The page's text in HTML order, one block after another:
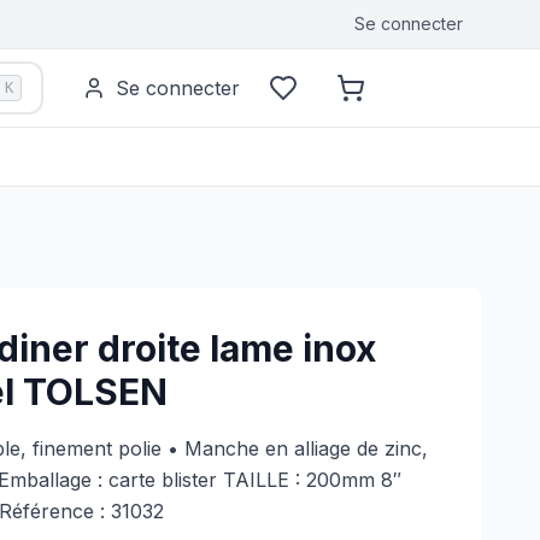
Se connecter
K Se connecter
droite lame inox
TOLSEN
finement polie • Manche en alliage de zinc,
: carte blister TAILLE : 200mm 8″
: 31032